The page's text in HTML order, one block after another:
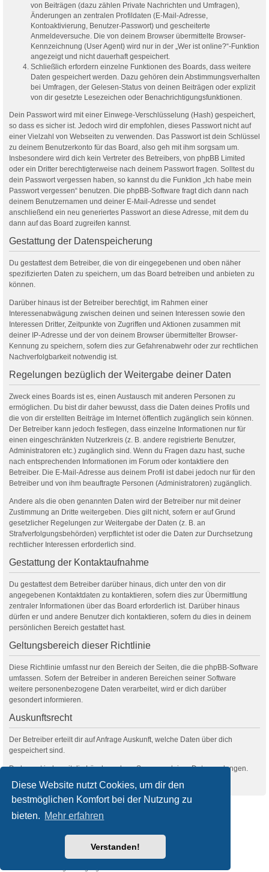
Diese Website nutzt Cookies, um dir den
bestmöglichen Komfort bei der Nutzung zu
bieten. Mehr erfahren
Verstanden!
von Beiträgen (dazu zählen Private Nachrichten und Umfragen),
Änderungen an zentralen Profildaten (E-Mail-Adresse,
Kontoaktivierung, Benutzer-Passwort) und gescheiterte
Anmeldeversuche. Die von deinem Browser übermittelte Browser-
Kennzeichnung (User Agent) wird nur in der „Wer ist online?“-Funktion
angezeigt und nicht dauerhaft gespeichert.
Schließlich erfordern einzelne Funktionen des Boards, dass weitere
Daten gespeichert werden. Dazu gehören dein Abstimmungsverhalten
bei Umfragen, der Gelesen-Status von deinen Beiträgen oder explizit
von dir gesetzte Lesezeichen oder Benachrichtigungsfunktionen.
Dein Passwort wird mit einer Einwege-Verschlüsselung (Hash) gespeichert,
so dass es sicher ist. Jedoch wird dir empfohlen, dieses Passwort nicht auf
einer Vielzahl von Webseiten zu verwenden. Das Passwort ist dein Schlüssel
zu deinem Benutzerkonto für das Board, also geh mit ihm sorgsam um.
Insbesondere wird dich kein Vertreter des Betreibers, von phpBB Limited
oder ein Dritter berechtigterweise nach deinem Passwort fragen. Solltest du
dein Passwort vergessen haben, so kannst du die Funktion „Ich habe mein
Passwort vergessen“ benutzen. Die phpBB-Software fragt dich dann nach
deinem Benutzernamen und deiner E-Mail-Adresse und sendet
anschließend ein neu generiertes Passwort an diese Adresse, mit dem du
dann auf das Board zugreifen kannst.
Gestattung der Datenspeicherung
Du gestattest dem Betreiber, die von dir eingegebenen und oben näher
spezifizierten Daten zu speichern, um das Board betreiben und anbieten zu
können.
Darüber hinaus ist der Betreiber berechtigt, im Rahmen einer
Interessenabwägung zwischen deinen und seinen Interessen sowie den
Interessen Dritter, Zeitpunkte von Zugriffen und Aktionen zusammen mit
deiner IP-Adresse und der von deinem Browser übermittelter Browser-
Kennung zu speichern, sofern dies zur Gefahrenabwehr oder zur rechtlichen
Nachverfolgbarkeit notwendig ist.
Regelungen bezüglich der Weitergabe deiner Daten
Zweck eines Boards ist es, einen Austausch mit anderen Personen zu
ermöglichen. Du bist dir daher bewusst, dass die Daten deines Profils und
die von dir erstellten Beiträge im Internet öffentlich zugänglich sein können.
Der Betreiber kann jedoch festlegen, dass einzelne Informationen nur für
einen eingeschränkten Nutzerkreis (z. B. andere registrierte Benutzer,
Administratoren etc.) zugänglich sind. Wenn du Fragen dazu hast, suche
nach entsprechenden Informationen im Forum oder kontaktiere den
Betreiber. Die E-Mail-Adresse aus deinem Profil ist dabei jedoch nur für den
Betreiber und von ihm beauftragte Personen (Administratoren) zugänglich.
Andere als die oben genannten Daten wird der Betreiber nur mit deiner
Zustimmung an Dritte weitergeben. Dies gilt nicht, sofern er auf Grund
gesetzlicher Regelungen zur Weitergabe der Daten (z. B. an
Strafverfolgungsbehörden) verpflichtet ist oder die Daten zur Durchsetzung
rechtlicher Interessen erforderlich sind.
Gestattung der Kontaktaufnahme
Du gestattest dem Betreiber darüber hinaus, dich unter den von dir
angegebenen Kontaktdaten zu kontaktieren, sofern dies zur Übermittlung
zentraler Informationen über das Board erforderlich ist. Darüber hinaus
dürfen er und andere Benutzer dich kontaktieren, sofern du dies in deinem
persönlichen Bereich gestattet hast.
Geltungsbereich dieser Richtlinie
Diese Richtlinie umfasst nur den Bereich der Seiten, die die phpBB-Software
umfassen. Sofern der Betreiber in anderen Bereichen seiner Software
weitere personenbezogene Daten verarbeitet, wird er dich darüber
gesondert informieren.
Auskunftsrecht
Der Betreiber erteilt dir auf Anfrage Auskunft, welche Daten über dich
gespeichert sind.
Du kannst jederzeit die Löschung bzw. Sperrung deiner Daten verlangen.
filmquiz.de Alle Foren
® Forum Software © phpBB Limited
phpBB.de
created by INVENTEA & v12mike